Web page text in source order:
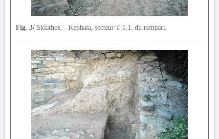
Fig. 3/ Skiathos. - Kephala, secteur T 1.1. du rempart.